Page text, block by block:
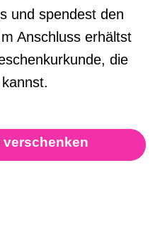
und spendest den
Anschluss erhältst
die
verschenken